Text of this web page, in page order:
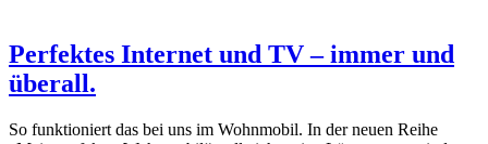
Perfektes Internet und TV – immer und
überall.
So funktioniert das bei uns im Wohnmobil. In der neuen Reihe